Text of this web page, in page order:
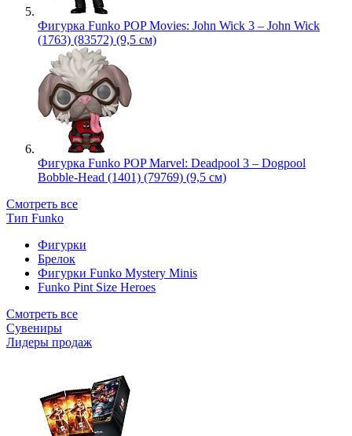
Фигурка Funko POP Movies: John Wick 3 – John Wick
(1763) (83572) (9,5 см)
Фигурка Funko POP Marvel: Deadpool 3 – Dogpool
Bobble-Head (1401) (79769) (9,5 см)
Смотреть все
Тип Funko
Фигурки
Брелок
Фигурки Funko Mystery Minis
Funko Pint Size Heroes
Смотреть все
Сувениры
Лидеры продаж